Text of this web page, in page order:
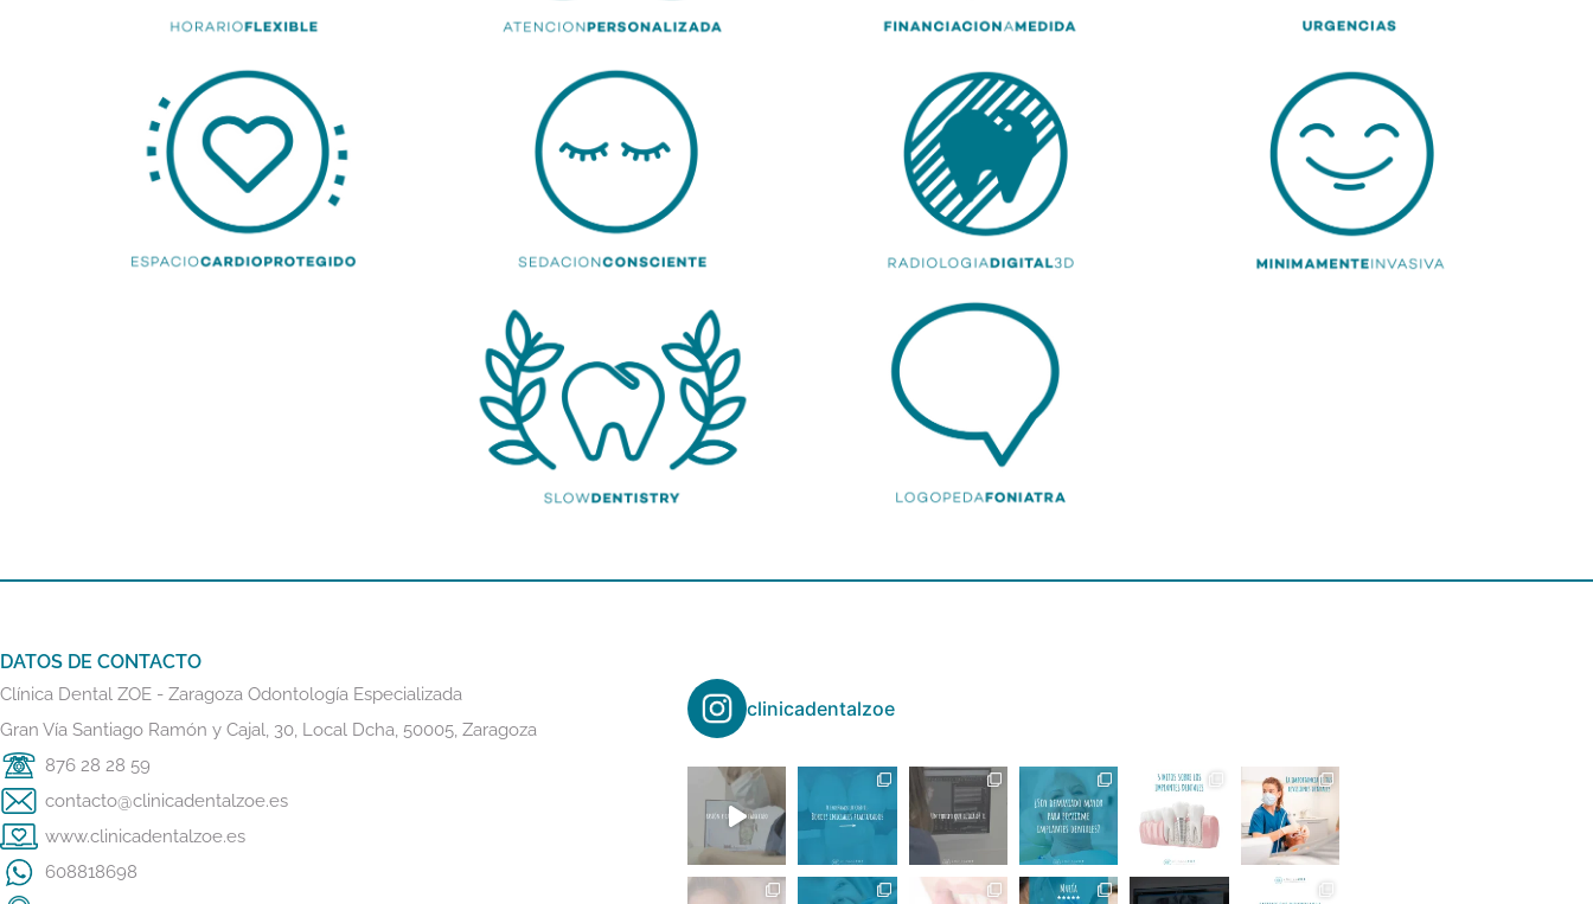
DATOS DE CONTACTO
Clínica Dental ZOE - Zaragoza Odontología Especializada
Gran Vía Santiago Ramón y Cajal, 30, Local Dcha, 50005, Zaragoza
876 28 28 59
contacto@clinicadentalzoe.es
www.clinicadentalzoe.es
608818698
clinicadentalzoe